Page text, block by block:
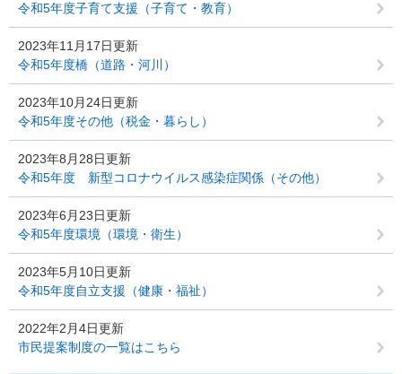
令和5年度子育て支援（子育て・教育）
2023年11月17日更新
令和5年度橋（道路・河川）
2023年10月24日更新
令和5年度その他（税金・暮らし）
2023年8月28日更新
令和5年度 新型コロナウイルス感染症関係（その他）
2023年6月23日更新
令和5年度環境（環境・衛生）
2023年5月10日更新
令和5年度自立支援（健康・福祉）
2022年2月4日更新
市民提案制度の一覧はこちら